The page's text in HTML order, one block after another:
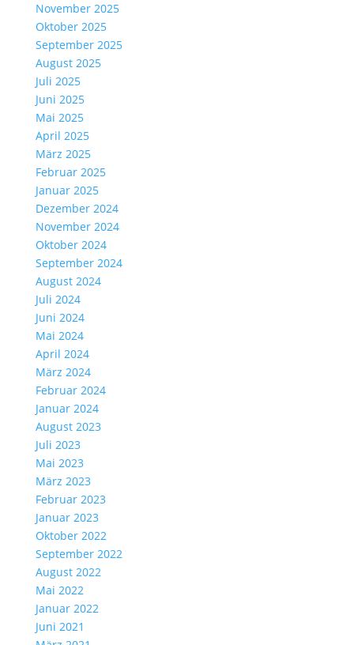
November 2025
Oktober 2025
September 2025
August 2025
Juli 2025
Juni 2025
Mai 2025
April 2025
März 2025
Februar 2025
Januar 2025
Dezember 2024
November 2024
Oktober 2024
September 2024
August 2024
Juli 2024
Juni 2024
Mai 2024
April 2024
März 2024
Februar 2024
Januar 2024
August 2023
Juli 2023
Mai 2023
März 2023
Februar 2023
Januar 2023
Oktober 2022
September 2022
August 2022
Mai 2022
Januar 2022
Juni 2021